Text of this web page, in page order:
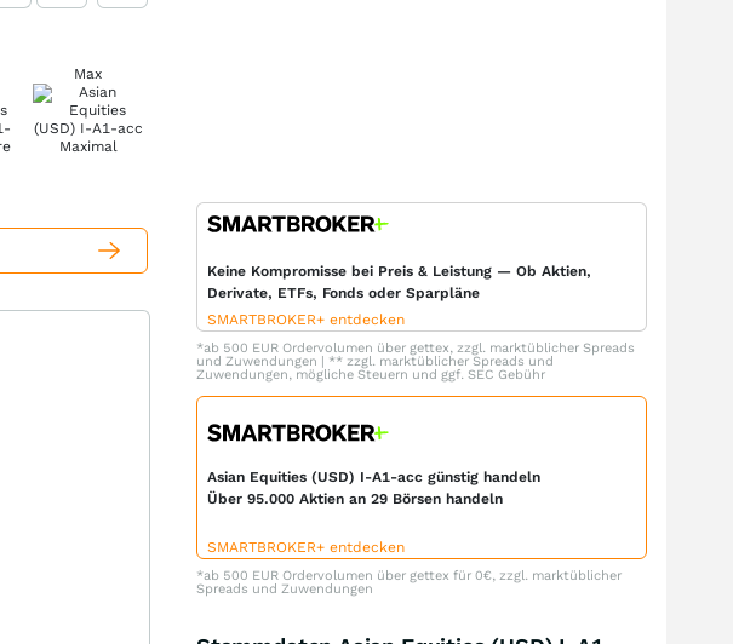
Max
Keine Kompromisse bei Preis & Leistung — Ob Aktien,
Derivate, ETFs, Fonds oder Sparpläne
SMARTBROKER+ entdecken
*ab 500 EUR Ordervolumen über gettex, zzgl. marktüblicher Spreads
und Zuwendungen | ** zzgl. marktüblicher Spreads und
Zuwendungen, mögliche Steuern und ggf. SEC Gebühr
Asian Equities (USD) I-A1-acc günstig handeln
Über 95.000 Aktien an 29 Börsen handeln
SMARTBROKER+ entdecken
*ab 500 EUR Ordervolumen über gettex für 0€, zzgl. marktüblicher
Spreads und Zuwendungen